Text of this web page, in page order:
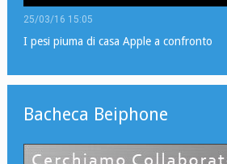
25/03/16 15:05
I pesi piuma di casa Apple a confronto
Bacheca Beiphone